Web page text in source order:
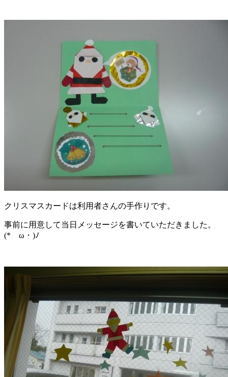
クリスマスカードは利用者さんの手作りです。
事前に用意して当日メッセージを書いていただきました。
(*ゝω・)ﾉ